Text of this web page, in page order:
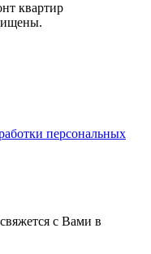
квартир
персональных
с Вами в